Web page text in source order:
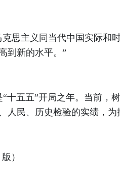
主义同当代中国实际和
到新的水平。”
五五”开局之年。当前，
民、历史检验的实绩，为
）